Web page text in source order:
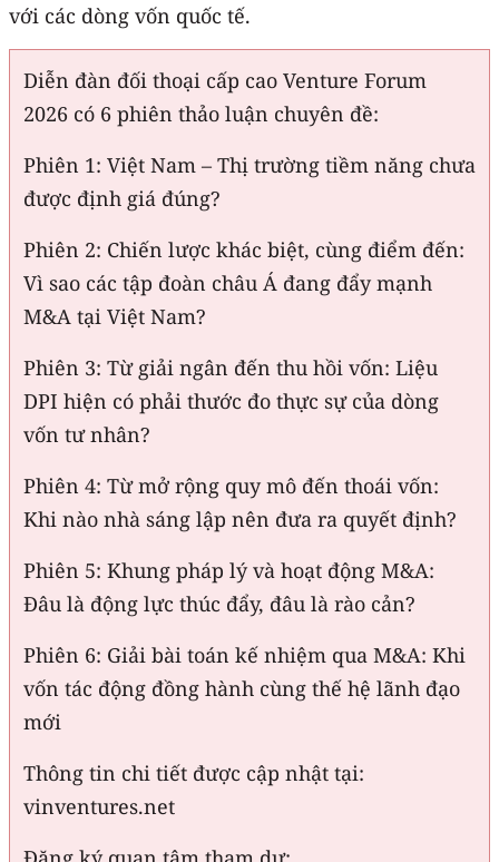
với các dòng vốn quốc tế.
Diễn đàn đối thoại cấp cao Venture Forum
2026 có 6 phiên thảo luận chuyên đề:
Phiên 1: Việt Nam – Thị trường tiềm năng chưa
được định giá đúng?
Phiên 2: Chiến lược khác biệt, cùng điểm đến:
Vì sao các tập đoàn châu Á đang đẩy mạnh
M&A tại Việt Nam?
Phiên 3: Từ giải ngân đến thu hồi vốn: Liệu
DPI hiện có phải thước đo thực sự của dòng
vốn tư nhân?
Phiên 4: Từ mở rộng quy mô đến thoái vốn:
Khi nào nhà sáng lập nên đưa ra quyết định?
Phiên 5: Khung pháp lý và hoạt động M&A:
Đâu là động lực thúc đẩy, đâu là rào cản?
Phiên 6: Giải bài toán kế nhiệm qua M&A: Khi
vốn tác động đồng hành cùng thế hệ lãnh đạo
mới
Thông tin chi tiết được cập nhật tại:
vinventures.net